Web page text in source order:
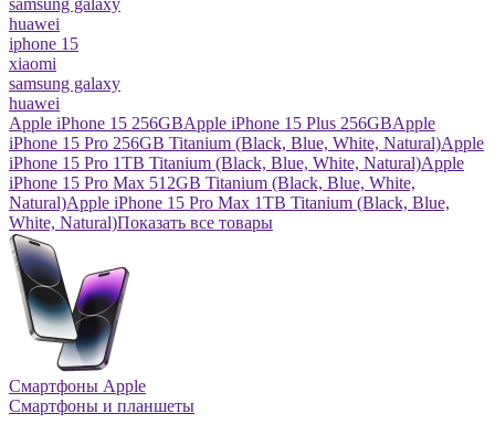
samsung galaxy
huawei
iphone 15
xiaomi
samsung galaxy
huawei
Apple iPhone 15 256GBApple iPhone 15 Plus 256GBApple
iPhone 15 Pro 256GB Titanium (Black, Blue, White, Natural)Apple
iPhone 15 Pro 1TB Titanium (Black, Blue, White, Natural)Apple
iPhone 15 Pro Max 512GB Titanium (Black, Blue, White,
Natural)Apple iPhone 15 Pro Max 1TB Titanium (Black, Blue,
White, Natural)Показать все товары
Смартфоны Apple
Смартфоны и планшеты